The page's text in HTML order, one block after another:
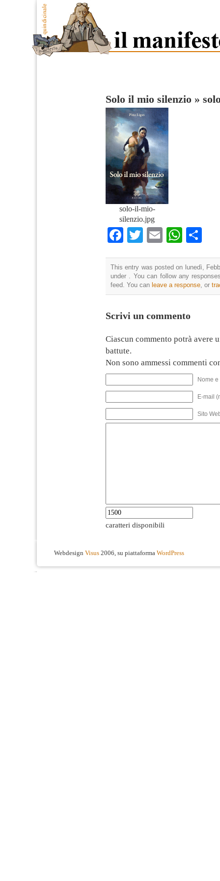
Solo il mio silenzio »
solo-il-mio-
silenzio.jpg
Facebook
TwitterEmail
This entry was posted on lunedì,
under . You can follow any
feed. You can leave a response , or
Scrivi un commento
Ciascun commento potrà avere
battute.
Non sono ammessi commenti
Nome
E-mail
Sito
caratteri disponibili
Webdesign Visus 2006, su piattaforma WordPress